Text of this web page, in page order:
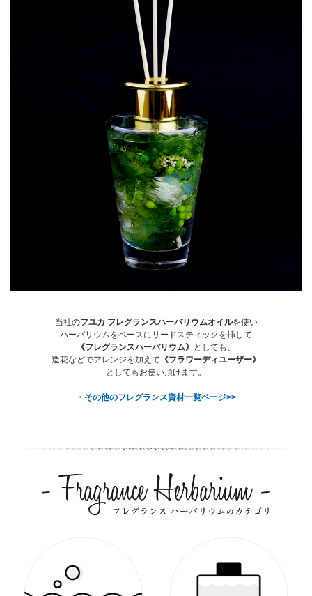
当社のフユカ フレグランスハーバリウムオイルを使い
ハーバリウムをベースにリードスティックを挿して
《フレグランスハーバリウム》 としても、
造花などでアレンジを加えて 《フラワーディユーザー》
としてもお使い頂けます。
・その他のフレグランス資材一覧ページ>>